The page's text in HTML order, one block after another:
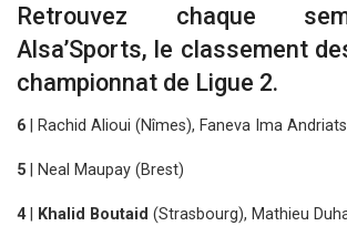
Retrouvez chaque
Alsa’Sports, le classement
championnat de Ligue 2.
6 | Rachid Alioui (Nîmes), Faneva Ima
5 | Neal Maupay (Brest)
4| Khalid Boutaid (Strasbourg), Mathieu